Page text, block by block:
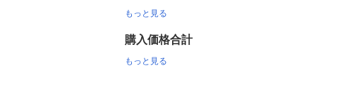
もっと見る
購入価格合計
もっと見る